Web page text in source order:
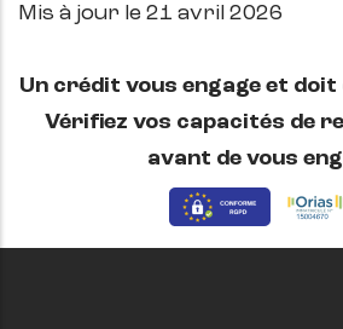
Mis à jour le 21 avril 2026
Un crédit vous engage et
Vérifiez vos capacités de
avant de vous